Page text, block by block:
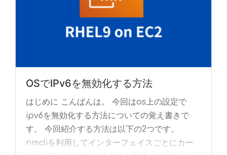
OSでIPv6を無効化する方法
はじめに こんばんは。 今回はos上の設定で
ipv6を無効化する方法についての覚え書きで
す。 今回紹介する方法は以下の2つです。
nmcliを利用してインターフェイスごとにカー